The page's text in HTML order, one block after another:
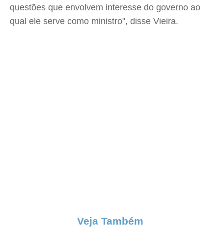
questões que envolvem interesse do governo ao
qual ele serve como ministro", disse Vieira.
Veja Também